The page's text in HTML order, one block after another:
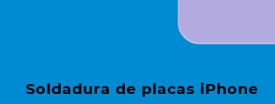
Soldadura de placas iPhone